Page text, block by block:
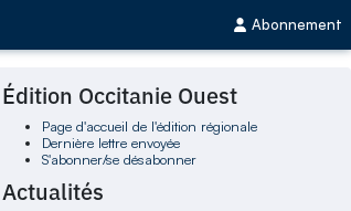
Abonnement
Édition Occitanie Ouest
Page d'accueil de l'édition régionale
Dernière lettre envoyée
S'abonner/se désabonner
Actualités